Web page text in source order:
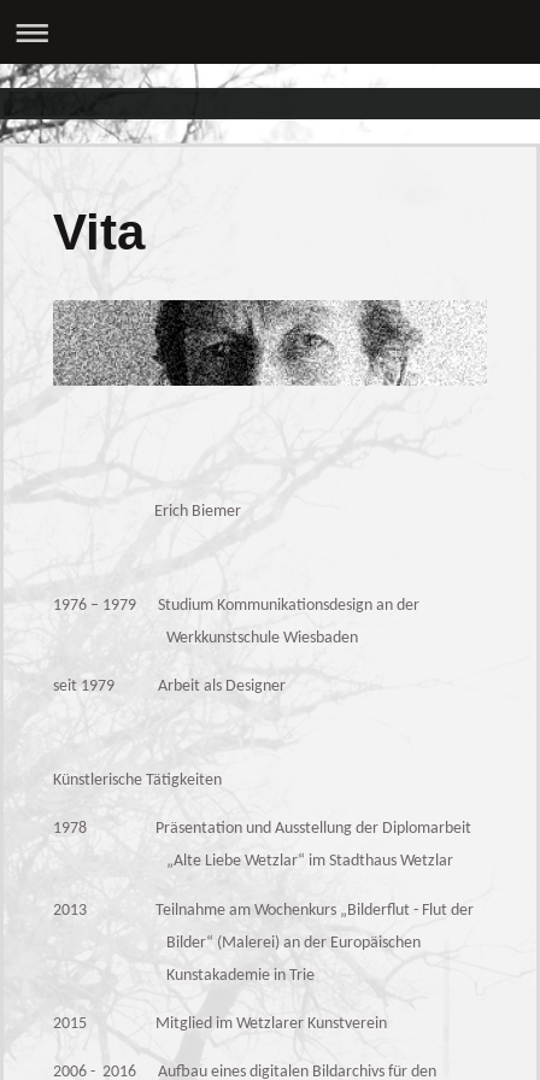
Vita
Erich Biemer
1976 – 1979 Studium Kommunikationsdesign an der
Werkkunstschule Wiesbaden
seit 1979 Arbeit als Designer
Künstlerische Tätigkeiten
1978 Präsentation und Ausstellung der Diplomarbeit
„Alte Liebe Wetzlar“ im Stadthaus Wetzlar
2013 Teilnahme am Wochenkurs „Bilderflut - Flut der
Bilder“ (Malerei) an der Europäischen
Kunstakademie in Trie
2015 Mitglied im Wetzlarer Kunstverein
2006 - 2016 Aufbau eines digitalen Bildarchivs für den